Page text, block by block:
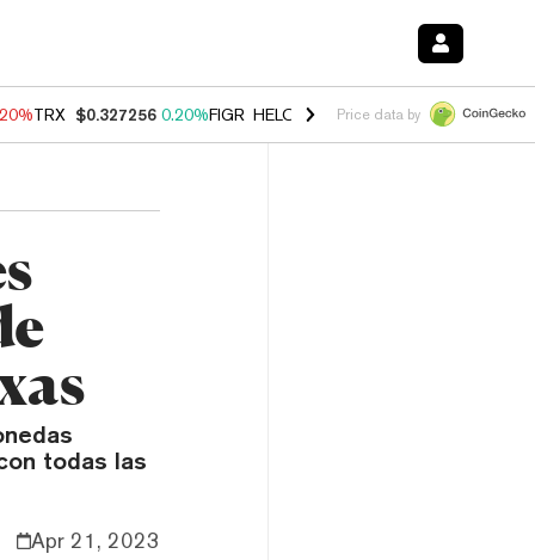
TRX $0.327256 0.20%FIGR_HELOC $1.028 0.80% HYPE $54.08
Price data by
todas las
Apr 21, 2023